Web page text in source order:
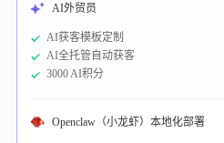
AI外贸员
AI获客模板定制
AI全托管自动获客
3000 AI积分
Openclaw（小龙虾）本地化部署